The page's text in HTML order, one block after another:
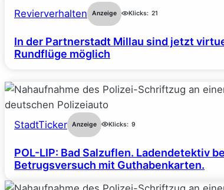
Revierverhalten Anzeige Klicks: 21
In der Partnerstadt Millau sind jetzt
Rundflüge möglich
StadtTicker Anzeige Klicks: 9
POL-LIP: Bad Salzuflen. Ladendetektiv
Betrugsversuch mit Guthabenkarten.